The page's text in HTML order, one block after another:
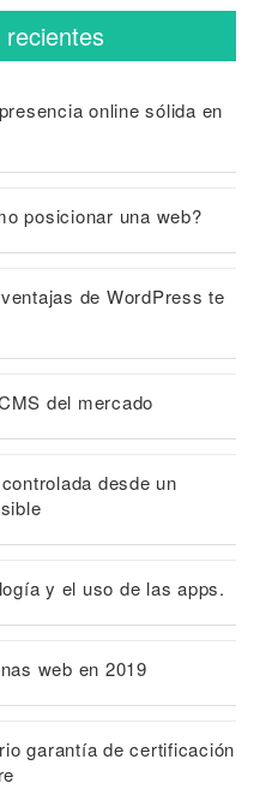
online sólida en
posicionar una web?
de WordPress te
del mercado
desde un
y el uso de las apps.
web en 2019
garantía de certificación